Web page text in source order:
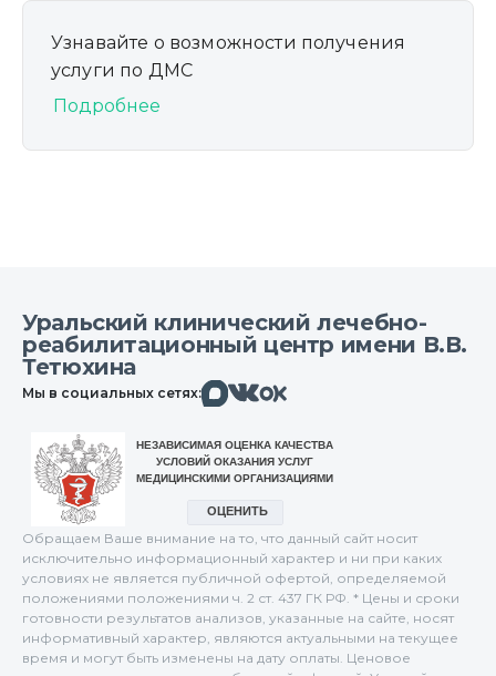
Узнавайте о возможности получения
услуги по ДМС
Подробнее
Уральский клинический лечебно-
реабилитационный центр имени В.В.
Тетюхина
Мы в социальных сетях:МаксВконтактеОдноклассники
Обращаем Ваше внимание на то, что данный сайт носит
исключительно информационный характер и ни при каких
условиях не является публичной офертой, определяемой
положениями положениями ч. 2 ст. 437 ГК РФ. * Цены и сроки
готовности результатов анализов, указанные на сайте, носят
информативный характер, являются актуальными на текущее
время и могут быть изменены на дату оплаты. Ценовое